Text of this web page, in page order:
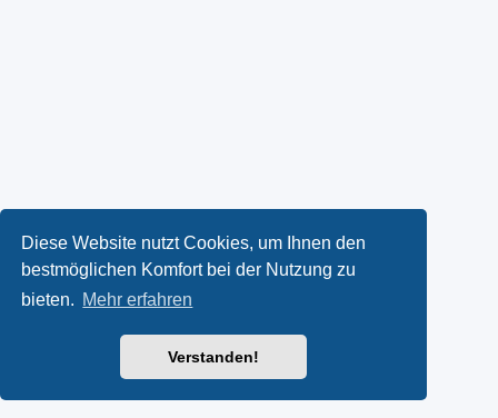
Diese Website nutzt Cookies, um Ihnen den
bestmöglichen Komfort bei der Nutzung zu
bieten. Mehr erfahren
Verstanden!